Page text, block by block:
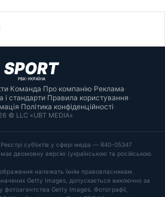
·Команда·Про компанію·Реклама·
і стандарти·Правила користування·
·Політика конфіденційності·
© LLC «UBT MEDIA»
суб’єктів у сфері медіа — R40-05347
двомовну версію (українською та російською
належать їхнім правовласникам.
Getty Images, допускається виключно за
фотоагентства Getty Images. Фотографії,